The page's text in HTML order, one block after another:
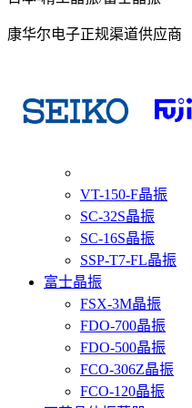
康华尔电子正规渠道供应商
VT-150-F晶振
SC-32S晶振
SC-16S晶振
SSP-T7-FL晶振
富士晶振
FSX-3M晶振
FDO-700晶振
FDO-500晶振
FCO-306Z晶振
FCO-120晶振